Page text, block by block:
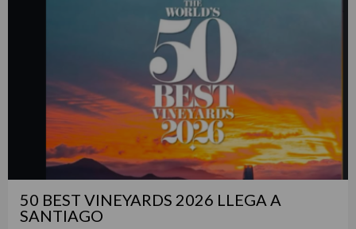
50 BEST VINEYARDS 2026 LLEGA A
SANTIAGO